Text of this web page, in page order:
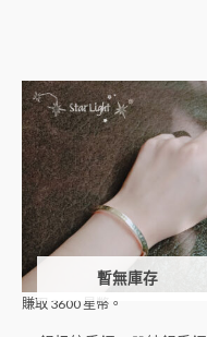
暫無庫存
賺取 3600星幣。